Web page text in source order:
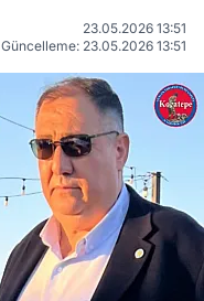
23.05.2026 13:51
Güncelleme: 23.05.2026 13:51